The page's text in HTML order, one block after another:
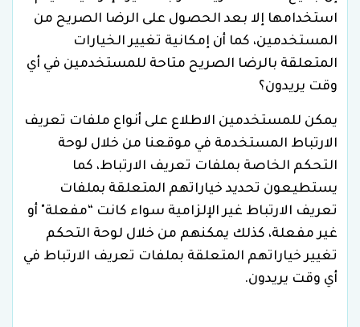
استخدامها إلا بعد الحصول على الرضا الصريح من
المستخدمين، كما أن إمكانية تغيير الخيارات
المتعلقة بالرضا الصريح متاحة للمستخدمين في أي
وقت يريدون؟
يمكن للمستخدمين الاطلاع على أنواع ملفات تعريف
الارتباط المستخدمة في موقعنا من خلال لوحة
التحكم الخاصة بملفات تعريف الارتباط، كما
يستطيعون تحديد خياراتهم المتعلقة بملفات
تعريف الارتباط غير الإلزامية سواء كانت “مفعلة" أو
غير مفعلة، كذلك يمكنهم من خلال لوحة التحكم
تغيير خياراتهم المتعلقة بملفات تعريف الارتباط في
أي وقت يريدون.